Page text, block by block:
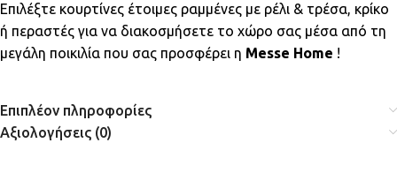
Επιλέξτε κουρτίνες έτοιμες ραμμένες με ρέλι & τρέσα, κρίκο
ή περαστές για να διακοσμήσετε το χώρο σας μέσα από τη
μεγάλη ποικιλία που σας προσφέρει η Messe Home !
Επιπλέον πληροφορίες
Αξιολογήσεις (0)